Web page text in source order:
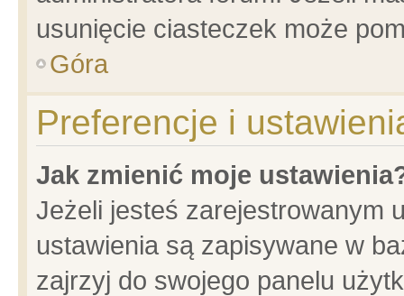
usunięcie ciasteczek może
Góra
Preferencje i
Jak zmienić moje
Jeżeli jesteś zarejestrowanym
ustawienia są zapisywane w
zajrzyj do swojego panelu